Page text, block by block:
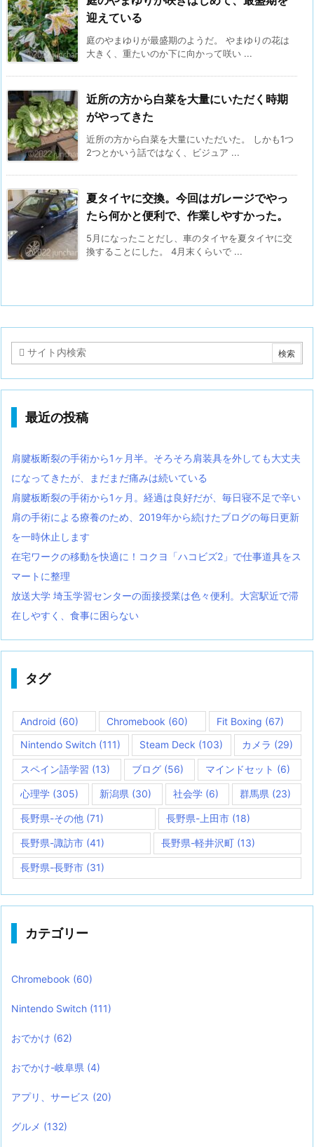
迎えている
庭のやまゆりが最盛期のようだ。 やまゆりの花は
大きく、重たいのか下に向かって咲い ...
近所の方から白菜を大量にいただく時期
がやってきた
近所の方から白菜を大量にいただいた。 しかも1つ
2つとかいう話ではなく、ビジュア ...
夏タイヤに交換。今回はガレージでやっ
たら何かと便利で、作業しやすかった。
5月になったことだし、車のタイヤを夏タイヤに交
換することにした。 4月末くらいで ...
最近の投稿
肩腱板断裂の手術から1ヶ月半。そろそろ肩装具を外しても大丈夫
になってきたが、まだまだ痛みは続いている
肩腱板断裂の手術から1ヶ月。経過は良好だが、毎日寝不足で辛い
肩の手術による療養のため、2019年から続けたブログの毎日更新
を一時休止します
在宅ワークの移動を快適に！コクヨ「ハコビズ2」で仕事道具をス
マートに整理
放送大学 埼玉学習センターの面接授業は色々便利。大宮駅近で滞
在しやすく、食事に困らない
タグ
Android (60) Chromebook (60) Fit Boxing (67)
Nintendo Switch (111) Steam Deck (103) カメラ (29)
スペイン語学習 (13) ブログ (56) マインドセット (6)
心理学 (305) 新潟県 (30) 社会学(6) 群馬県 (23)
長野県-その他 (71) 長野県-上田市(18)
長野県-諏訪市 (41) 長野県-軽井沢町 (13)
長野県-長野市 (31)
カテゴリー
Chromebook (60)
Nintendo Switch (111)
おでかけ (62)
おでかけ-岐阜県 (4)
アプリ、サービス (20)
グルメ (132)